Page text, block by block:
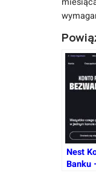
Nest
Banku